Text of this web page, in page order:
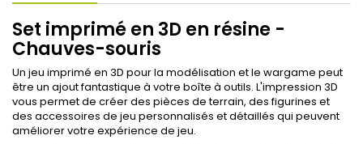
Set imprimé en 3D en résine -
Chauves-souris
Un jeu imprimé en 3D pour la modélisation et le wargame peut
être un ajout fantastique à votre boîte à outils. L'impression 3D
vous permet de créer des pièces de terrain, des figurines et
des accessoires de jeu personnalisés et détaillés qui peuvent
améliorer votre expérience de jeu.